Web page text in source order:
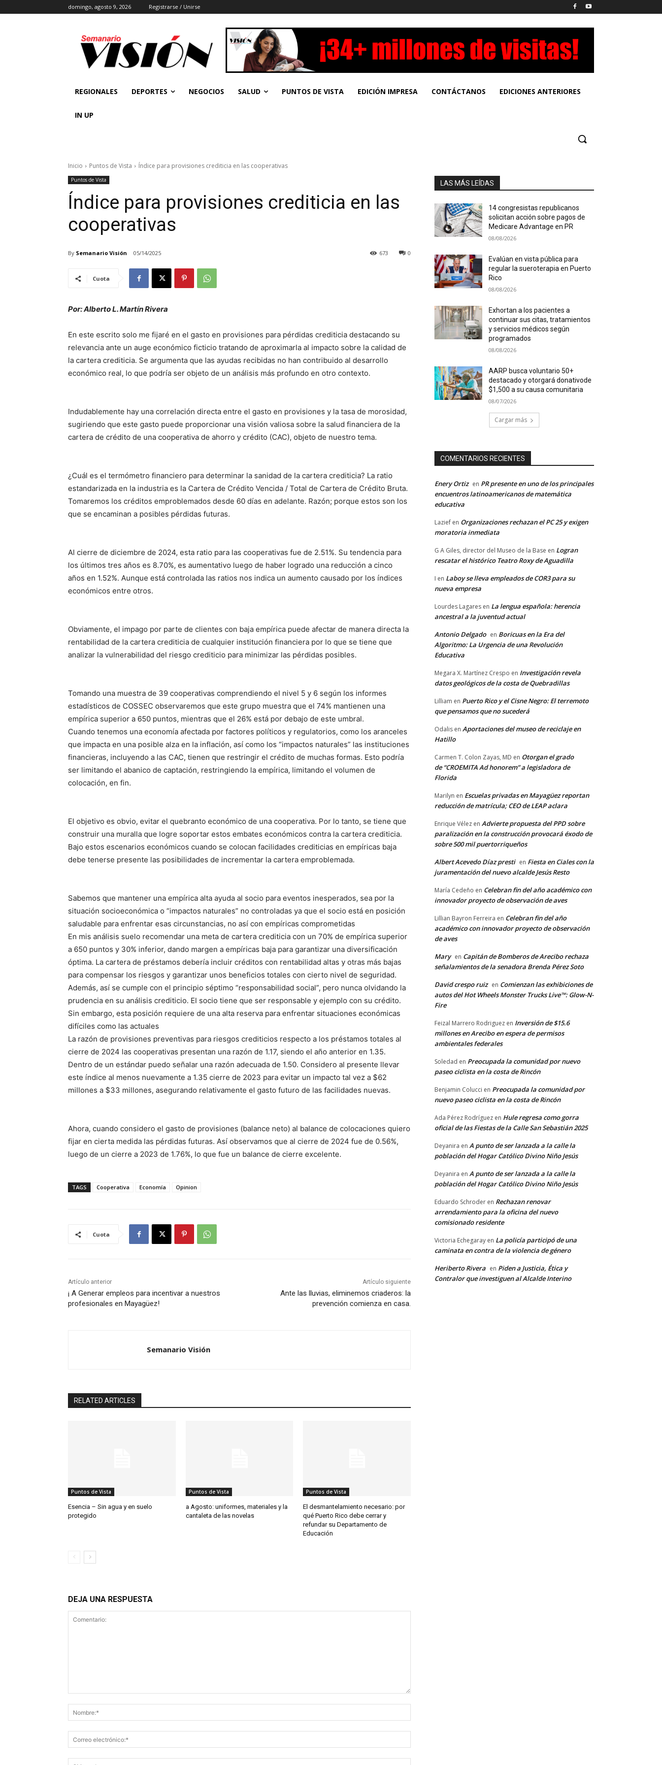
domingo, agosto 9, 2026 Registrarse / Unirse
REGIONALES DEPORTES NEGOCIOS SALUD PUNTOS DE VISTA EDICIÓN IMPRESA CONTÁCTANOS EDICIONES ANTERIORES
IN UP
Inicio Puntos de Vista Índice para provisiones crediticia en las cooperativas
Puntos de Vista
Índice para provisiones crediticia en las
cooperativas
By Semanario Visión 05/14/2025 0
673
Cuota
Por: Alberto L. Martín Rivera
En este escrito solo me fijaré en el gasto en provisiones para pérdidas crediticia destacando su
relevancia ante un auge económico ficticio tratando de aproximarla al impacto sobre la calidad de
la cartera crediticia. Se argumenta que las ayudas recibidas no han contribuido al desarrollo
económico real, lo que podría ser objeto de un análisis más profundo en otro contexto.
Indudablemente hay una correlación directa entre el gasto en provisiones y la tasa de morosidad,
sugiriendo que este gasto puede proporcionar una visión valiosa sobre la salud financiera de la
cartera de crédito de una cooperativa de ahorro y crédito (CAC), objeto de nuestro tema.
¿Cuál es el termómetro financiero para determinar la sanidad de la cartera crediticia? La ratio
estandarizada en la industria es la Cartera de Crédito Vencida / Total de Cartera de Crédito Bruta.
Tomaremos los créditos emproblemados desde 60 días en adelante. Razón; porque estos son los
que se encaminan a posibles pérdidas futuras.
Al cierre de diciembre de 2024, esta ratio para las cooperativas fue de 2.51%. Su tendencia para
los últimos tres años es 8.70%, es aumentativo luego de haber logrado una reducción a cinco
años en 1.52%. Aunque está controlada las ratios nos indica un aumento causado por los índices
económicos entre otros.
Obviamente, el impago por parte de clientes con baja empírica puede afectar de manera directa la
rentabilidad de la cartera crediticia de cualquier institución financiera por lo que se tiene que
analizar la vulnerabilidad del riesgo crediticio para minimizar las pérdidas posibles.
Tomando una muestra de 39 cooperativas comprendiendo el nivel 5 y 6 según los informes
estadísticos de COSSEC observaremos que este grupo muestra que el 74% mantienen una
empírica superior a 650 puntos, mientras que el 26% está por debajo de este umbral.
Cuando tenemos una economía afectada por factores políticos y regulatorios, como los aranceles
que impacta en una posible alza en la inflación, así como los “impactos naturales” las instituciones
financieras, incluyendo a las CAC, tienen que restringir el crédito de muchas formas. Esto podría
ser limitando el abanico de captación, restringiendo la empírica, limitando el volumen de
colocación, en fin.
El objetivo es obvio, evitar el quebranto económico de una cooperativa. Por lo tanto, se tiene que
construir una muralla que logre soportar estos embates económicos contra la cartera crediticia.
Bajo estos escenarios económicos cuando se colocan facilidades crediticias en empíricas baja
debe tenerse presente las posibilidades de incrementar la cartera emproblemada.
Sabemos que mantener una empírica alta ayuda al socio para eventos inesperados, sea por la
situación socioeconómica o “impactos naturales” no controladas ya que el socio está en posición
saludable para enfrentar esas circunstancias, no así con empíricas comprometidas
En mis análisis suelo recomendar una meta de cartera crediticia con un 70% de empírica superior
a 650 puntos y 30% inferior, dando margen a empíricas baja para garantizar una diversificación
óptima. La cartera de préstamos debería incluir créditos con rentabilidad altas y otras más bajas
para compensar los riesgos y garantizar unos beneficios totales con cierto nivel de seguridad.
Además, así se cumple con el principio séptimo “responsabilidad social”, pero nunca olvidando la
prudencia en su análisis crediticio. El socio tiene que ser responsable y ejemplo con su crédito.
Sin embargo, esta posición requiere de una alta reserva para enfrentar situaciones económicas
difíciles como las actuales
La razón de provisiones preventivas para riesgos crediticios respecto a los préstamos totales al
cierre de 2024 las cooperativas presentan una razón de 1.17, siendo el año anterior en 1.35.
Dentro de un estándar puedo señalar una razón adecuada de 1.50. Considero al presente llevar
este índice al menos nuevamente a 1.35 cierre de 2023 para evitar un impacto tal vez a $62
millones a $33 millones, asegurando relativamente el gasto futuro de las facilidades nuevas.
Ahora, cuando considero el gasto de provisiones (balance neto) al balance de colocaciones quiero
fijar en cierta medida las pérdidas futuras. Así observamos que al cierre de 2024 fue de 0.56%,
luego de un cierre a 2023 de 1.76%, lo que fue un balance de cierre excelente.
TAGS Cooperativa Economía Opinion
Cuota
Artículo anterior
¡ A Generar empleos para incentivar a nuestros
profesionales en Mayagüez!
Artículo siguiente
Ante las lluvias, eliminemos criaderos: la
prevención comienza en casa.
Semanario Visión
RELATED ARTICLES
Puntos de Vista
Esencia – Sin agua y en suelo
protegido
Puntos de Vista
a Agosto: uniformes, materiales y la
cantaleta de las novelas
Puntos de Vista
El desmantelamiento necesario: por
qué Puerto Rico debe cerrar y
refundar su Departamento de
Educación
DEJA UNA RESPUESTA
electrónico:*
LAS MÁS LEÍDAS
14 congresistas republicanos
solicitan acción sobre pagos de
Medicare Advantage en PR
08/08/2026
Evalúan en vista pública para
regular la sueroterapia en Puerto
Rico
08/08/2026
Exhortan a los pacientes a
continuar sus citas, tratamientos
y servicios médicos según
programados
08/08/2026
AARP busca voluntario 50+
destacado y otorgará donativode
$1,500 a su causa comunitaria
08/07/2026
Cargar más
COMENTARIOS RECIENTES
Enery Ortiz en PR presente en uno de los principales
encuentros latinoamericanos de matemática
educativa
Lazief en Organizaciones rechazan el PC 25 y exigen
moratoria inmediata
G A Giles, director del Museo de la Base en Logran
rescatar el histórico Teatro Roxy de Aguadilla
I en Laboy se lleva empleados de COR3 para su
nueva empresa
Lourdes Lagares en La lengua española: herencia
ancestral a la juventud actual
Antonio Delgado en Boricuas en la Era del
Algoritmo: La Urgencia de una Revolución
Educativa
Megara X. Martínez Crespo en Investigación revela
datos geológicos de la costa de Quebradillas
Lilliam en Puerto Rico y el Cisne Negro: El terremoto
que pensamos que no sucederá
Odalis en Aportaciones del museo de reciclaje en
Hatillo
Carmen T. Colon Zayas, MD en Otorgan el grado
de “CROEMITA Ad honorem” a legisladora de
Florida
Marilyn en Escuelas privadas en Mayagüez reportan
reducción de matrícula; CEO de LEAP aclara
Enrique Vélez en Advierte propuesta del PPD sobre
paralización en la construcción provocará éxodo de
sobre 500 mil puertorriqueños
Albert Acevedo Díaz presti en Fiesta en Ciales con la
juramentación del nuevo alcalde Jesús Resto
María Cedeño en Celebran fin del año académico con
innovador proyecto de observación de aves
Lillian Bayron Ferreira en Celebran fin del año
académico con innovador proyecto de observación
de aves
Mary en Capitán de Bomberos de Arecibo rechaza
señalamientos de la senadora Brenda Pérez Soto
David crespo ruiz en Comienzan las exhibiciones de
autos del Hot Wheels Monster Trucks Live™: Glow-N-
Fire
Feizal Marrero Rodriguez en Inversión de $15.6
millones en Arecibo en espera de permisos
ambientales federales
Soledad en Preocupada la comunidad por nuevo
paseo ciclista en la costa de Rincón
Benjamin Colucci en Preocupada la comunidad por
nuevo paseo ciclista en la costa de Rincón
Ada Pérez Rodríguez en Hule regresa como gorra
oficial de las Fiestas de la Calle San Sebastián 2025
Deyanira en A punto de ser lanzada a la calle la
población del Hogar Católico Divino Niño Jesús
Deyanira en A punto de ser lanzada a la calle la
población del Hogar Católico Divino Niño Jesús
Eduardo Schroder en Rechazan renovar
arrendamiento para la oficina del nuevo
comisionado residente
Victoria Echegaray en La policía participó de una
caminata en contra de la violencia de género
Heriberto Rivera en Piden a Justicia, Ética y
Contralor que investiguen al Alcalde Interino